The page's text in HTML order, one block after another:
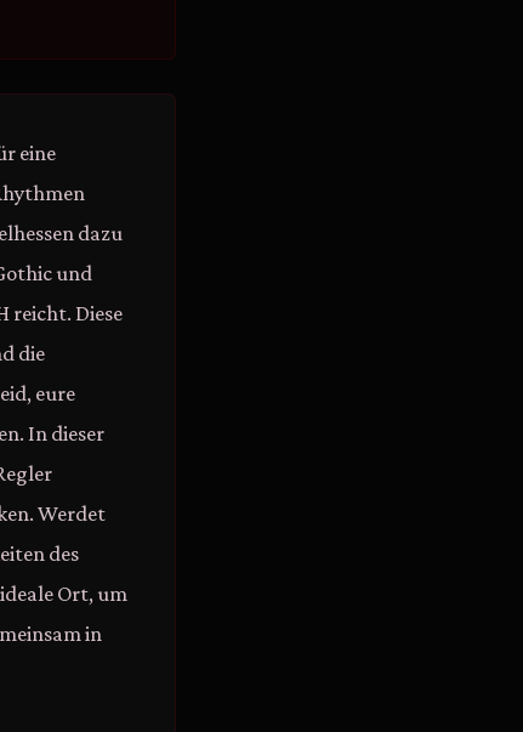
eine
dazu
und
reicht. Diese
die
eure
In dieser
Werdet
des
Ort, um
in